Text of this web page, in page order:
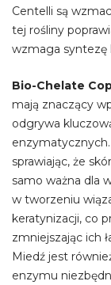
Centelli są
tej rośliny
wzmaga syntezę
Bio-Chelate
mają znaczący
odgrywa
sprawiając, że
samo ważna dla
w tworzeniu
keratynizacji, co
zmniejszając ich
Miedź jest
enzymu